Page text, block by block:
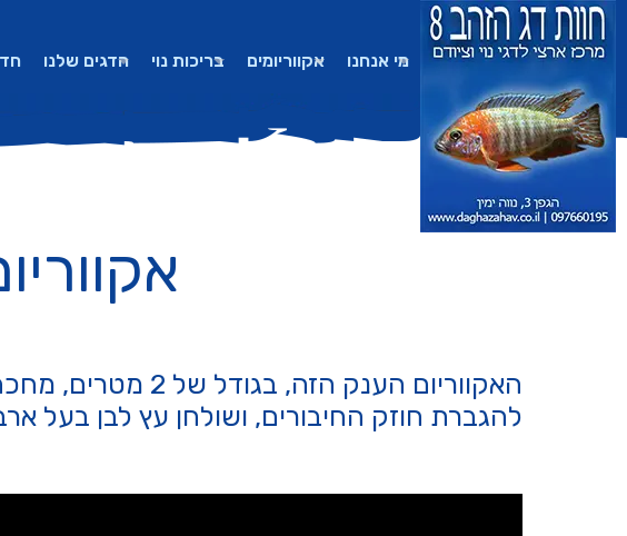
מי אנחנו אקווריומים בריכות נוי הדגים שלנו
אקווריום 2 מטר
האקווריום הענק
להגברת חוזק החיבורים, ושולחן עץ לבן בעל